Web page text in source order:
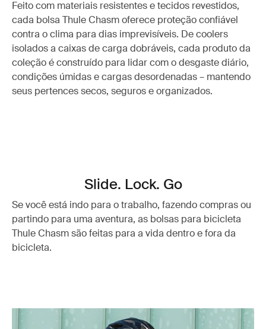
Feito com materiais resistentes e tecidos revestidos,
cada bolsa Thule Chasm oferece proteção confiável
contra o clima para dias imprevisíveis. De coolers
isolados a caixas de carga dobráveis, cada produto da
coleção é construído para lidar com o desgaste diário,
condições úmidas e cargas desordenadas – mantendo
seus pertences secos, seguros e organizados.
Slide. Lock. Go
Se você está indo para o trabalho, fazendo compras ou
partindo para uma aventura, as bolsas para bicicleta
Thule Chasm são feitas para a vida dentro e fora da
bicicleta.